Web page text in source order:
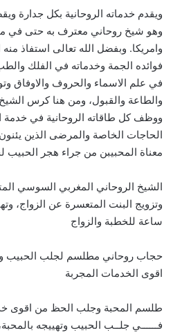
ويقدم خدماته الروحانية بكل جدارة
وهو شيخ روحاني معترف به حتى في
وامريكا. وبفضل الله تعالى استفاذ
فوائده الجمة وخدماته في الفلك
في علم الاسماء والحروف والاوفاق
والطاعة والقبول، ومن هنا كرس
ووظف كل طاقاته الروحانية في خدمة
الحاجات الخاصة والمرضى الذين
معناة المحبيبن من جراء هجر الحبيب
الشيخ الروحاني المغربي السوسي
ساعة للخطبة والزواج
حجاب روحاني مطلسم لجلب الحبيب
اقوى الخدمات المجربة
طلسم المحبة وجلب الحظ من اقوى
فــــــي جلــب الحبيب وتهييجه